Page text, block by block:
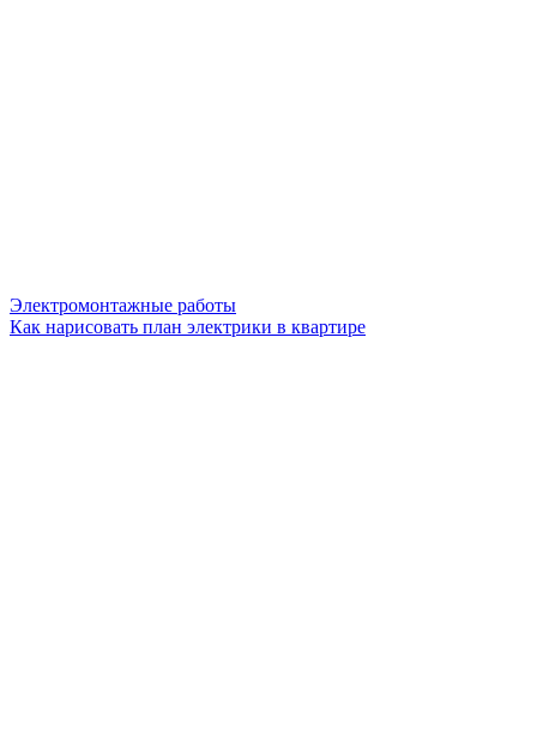
Электромонтажные работы
Как нарисовать план электрики в квартире